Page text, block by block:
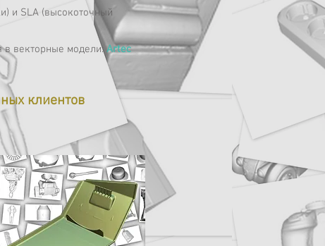
и SLA (высокоточный
Formlabs Form 2.
в векторные модели:Artec
клиентов